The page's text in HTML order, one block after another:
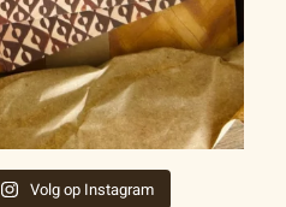
Volg op Instagram